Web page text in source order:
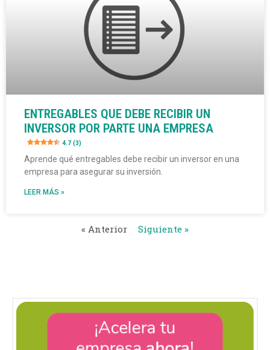
ENTREGABLES QUE DEBE RECIBIR UN
INVERSOR POR PARTE UNA EMPRESA
4.7 (3)
Aprende qué entregables debe recibir un inversor en una
empresa para asegurar su inversión.
LEER MÁS »
« Anterior Siguiente »